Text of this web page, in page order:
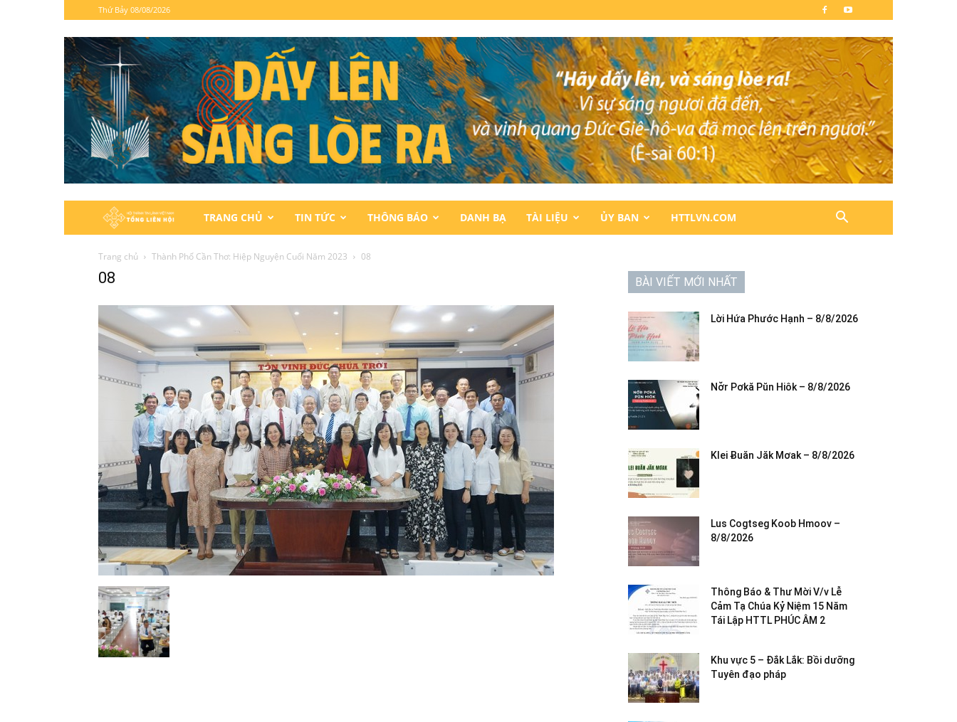
Thứ Bảy 08/08/2026
Hội
Thánh
Lành
Việt
Nam
TRANG CHỦ TIN TỨC THÔNG BÁO DANH BẠ TÀI LIỆU ỦY BAN HTTLVN.COM
Trang chủ Thành Phố Cần Thơ: Hiệp Nguyện Cuối Năm 2023 08
08 BÀI VIẾT MỚI NHẤT
Lời Hứa Phước Hạnh – 8/8/2026
Nơ̆r Pơkă Pŭn Hiôk – 8/8/2026
Klei Ƀuăn Jăk Mơak – 8/8/2026
Lus Cogtseg Koob Hmoov –
8/8/2026
Thông Báo & Thư Mời V/v Lễ
Cảm Tạ Chúa Kỷ Niệm 15 Năm
Tái Lập HTTL PHÚC ÂM 2
Khu vực 5 – Đắk Lắk: Bồi dưỡng
Tuyên đạo pháp